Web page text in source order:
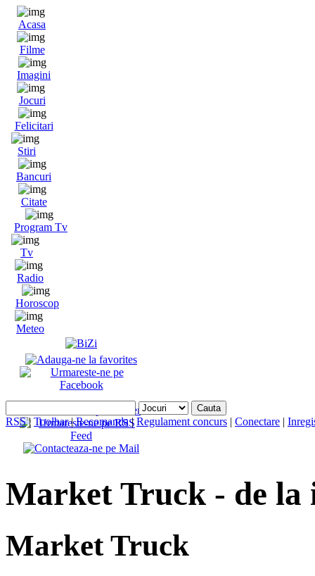
Acasa
Filme
Imagini
Jocuri
Felicitari
Stiri
Bancuri
Citate
Program Tv
Tv
Radio
Horoscop
Meteo
RSS| Toolbar|Recomanda|Regulament concurs | Conectare |
Market Truck - de
Market Truck